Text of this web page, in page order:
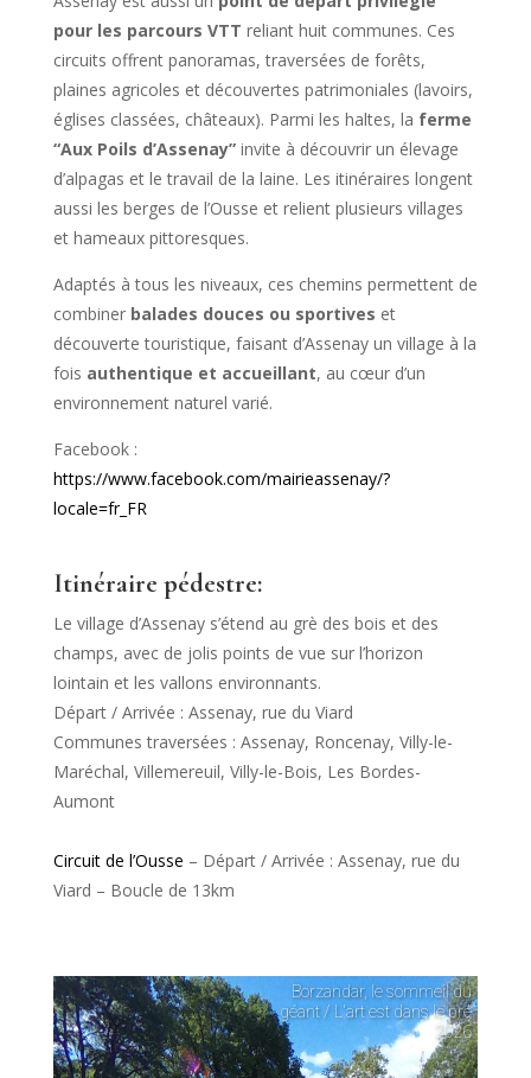
pour les parcours VTT reliant huit communes. Ces
circuits offrent panoramas, traversées de forêts,
plaines agricoles et découvertes patrimoniales (lavoirs,
églises classées, châteaux). Parmi les haltes, la ferme
“Aux Poils d’Assenay”invite à découvrir un élevage
d’alpagas et le travail de la laine. Les itinéraires longent
aussi les berges de l’Ousse et relient plusieurs villages
et hameaux pittoresques.
Adaptés à tous les niveaux, ces chemins permettent de
combiner balades douces ou sportives et
découverte touristique, faisant d’Assenay un village à la
fois authentique et accueillant, au cœur d’un
environnement naturel varié.
Facebook :
https://www.facebook.com/mairieassenay/?
locale=fr_FR
Itinéraire pédestre:
Le village d’Assenay s’étend au grè des bois et des
champs, avec de jolis points de vue sur l’horizon
lointain et les vallons environnants.
Départ / Arrivée : Assenay, rue du Viard
Communes traversées : Assenay, Roncenay, Villy-le-
Maréchal, Villemereuil, Villy-le-Bois, Les Bordes-
Aumont
Circuit de l’Ousse – Départ / Arrivée : Assenay, rue du
Viard – Boucle de 13km